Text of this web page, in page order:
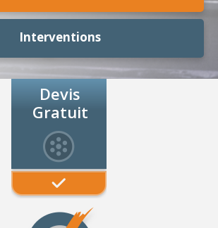
Interventions
Devis
Gratuit